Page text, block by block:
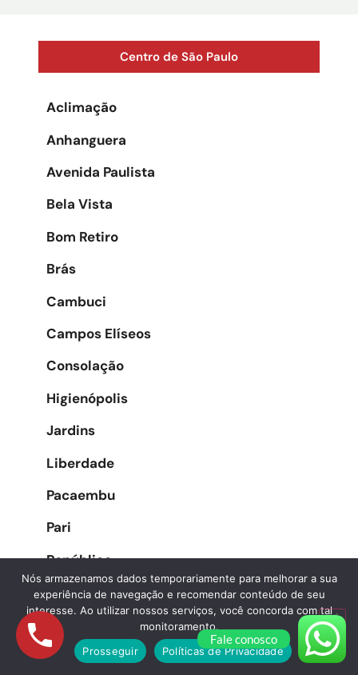
Centro de São Paulo
Aclimação
Anhanguera
Avenida Paulista
Bela Vista
Bom Retiro
Brás
Cambuci
Campos Elíseos
Consolação
Higienópolis
Jardins
Liberdade
Pacaembu
Pari
República
Santa Cecília
Santa Efigênia
Sé
Fale conosco
Nós armazenamos dados temporariamente para melhorar a sua
experiência de navegação e recomendar conteúdo de seu
interesse. Ao utilizar nossos serviços, você concorda com tal
monitoramento.
Prosseguir
Políticas de Privacidade